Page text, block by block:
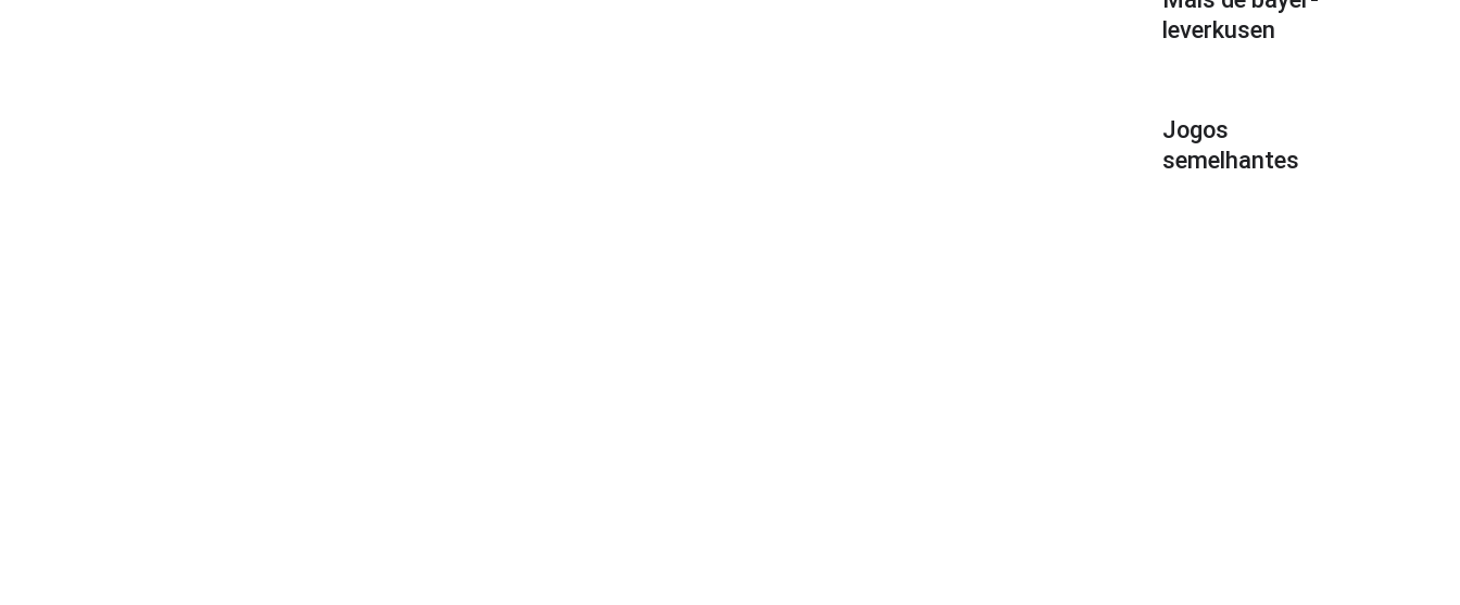
leverkusen
Jogos
semelhantes